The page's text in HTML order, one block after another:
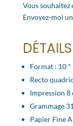
Vous souhaitez
Envoyez-moi un
Format : 10
Recto
Impression 8
Grammage
Papier Fine